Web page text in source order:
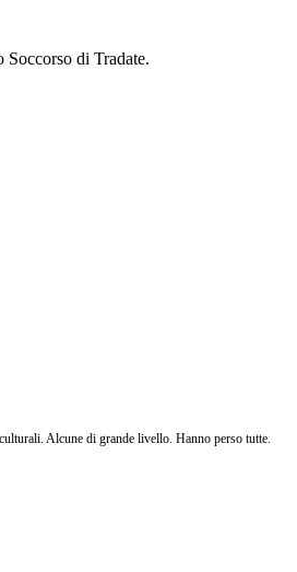
di Tradate.
Alcune di grande livello. Hanno perso tutte.